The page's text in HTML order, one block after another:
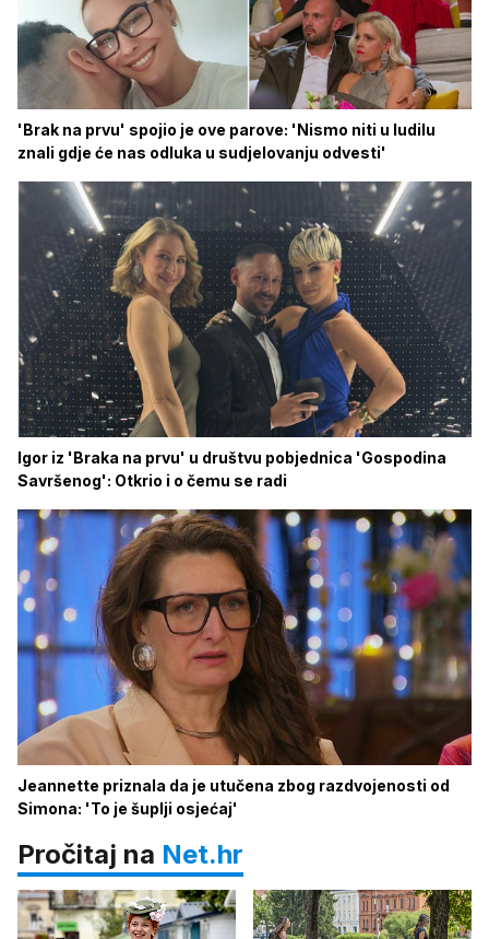
'Brak na prvu' spojio je ove parove: 'Nismo niti u ludilu
znali gdje će nas odluka u sudjelovanju odvesti'
Igor iz 'Braka na prvu' u društvu pobjednica 'Gospodina
Savršenog': Otkrio i o čemu se radi
Jeannette priznala da je utučena zbog razdvojenosti od
Simona: 'To je šuplji osjećaj'
Pročitaj na Net.hr